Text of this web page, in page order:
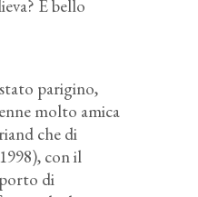
È bello
parigino,
molto amica
che di
con il
di